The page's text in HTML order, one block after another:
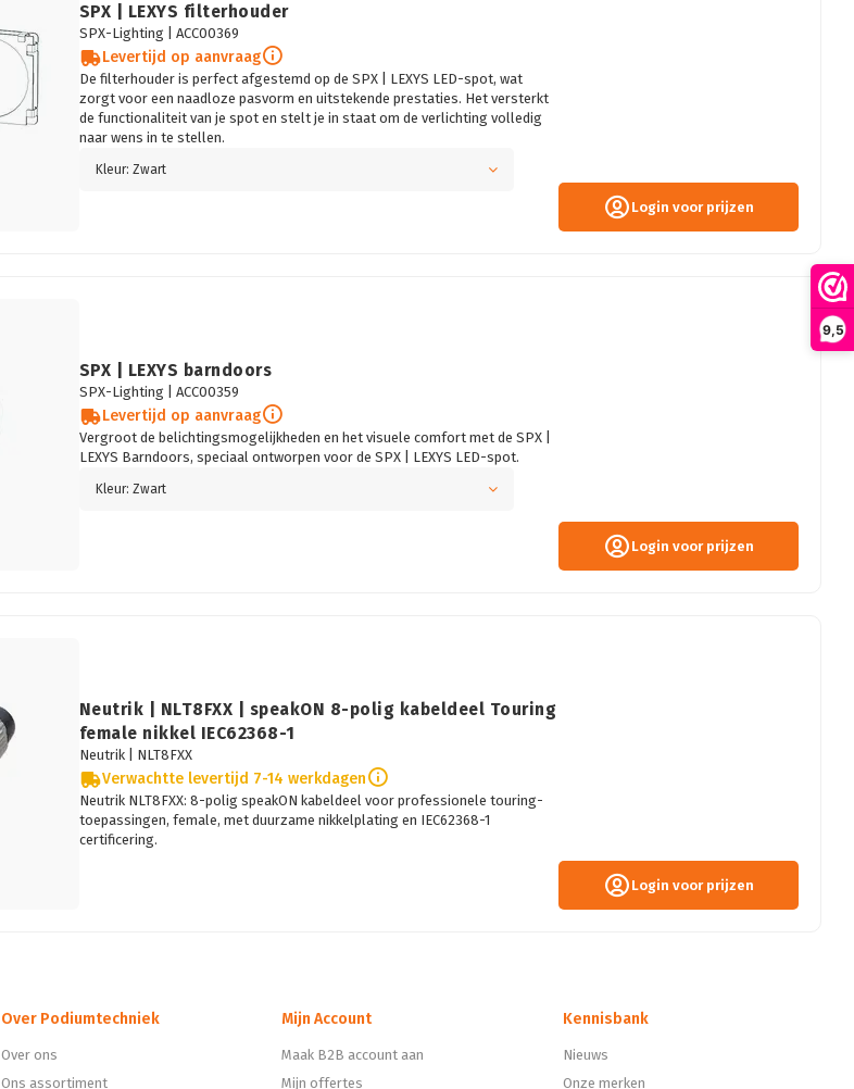
9,5
SPX | LEXYS filterhouder
SPX-Lighting | ACC00369
Levertijd op aanvraag
De filterhouder is perfect afgestemd op de SPX | LEXYS LED-spot, wat
zorgt voor een naadloze pasvorm en uitstekende prestaties. Het versterkt
de functionaliteit van je spot en stelt je in staat om de verlichting volledig
naar wens in te stellen.
Kleur: Zwart
Login voor prijzen
SPX | LEXYS barndoors
SPX-Lighting | ACC00359
Levertijd op aanvraag
Vergroot de belichtingsmogelijkheden en het visuele comfort met de SPX |
LEXYS Barndoors, speciaal ontworpen voor de SPX | LEXYS LED-spot.
Kleur: Zwart
Login voor prijzen
Neutrik | NLT8FXX | speakON 8-polig kabeldeel Touring
female nikkel IEC62368-1
Neutrik | NLT8FXX
Verwachtte levertijd 7-14 werkdagen
Neutrik NLT8FXX: 8-polig speakON kabeldeel voor professionele touring-
toepassingen, female, met duurzame nikkelplating en IEC62368-1
certificering.
Login voor prijzen
Over Podiumtechniek
Over ons
Ons assortiment
Mijn Account
Maak B2B account aan
Mijn offertes
Kennisbank
Nieuws
Onze merken